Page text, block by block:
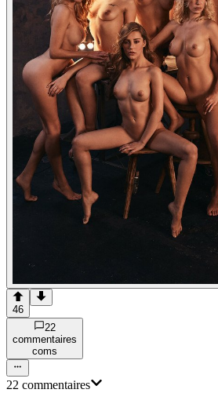
46
22
commentaires
coms
22 commentaires